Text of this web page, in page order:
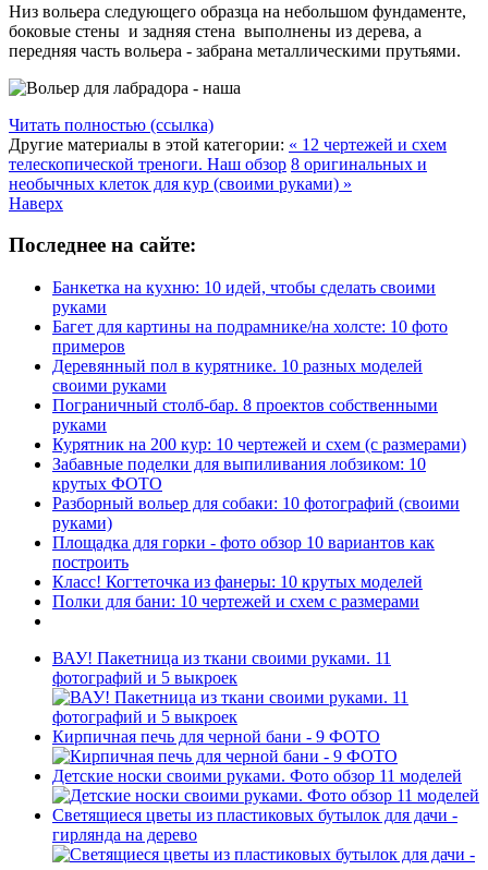
Низ вольера следующего образца на небольшом фундаменте,
боковые стены и задняя стена выполнены из дерева, а
передняя часть вольера - забрана металлическими прутьями.
Читать полностью (ссылка)
Другие материалы в этой категории: « 12 чертежей и схем
телескопической треноги. Наш обзор 8 оригинальных и
необычных клеток для кур (своими руками) »
Наверх
Последнее на сайте:
Банкетка на кухню: 10 идей, чтобы сделать своими
руками
Багет для картины на подрамнике/на холсте: 10 фото
примеров
Деревянный пол в курятнике. 10 разных моделей
своими руками
Пограничный столб-бар. 8 проектов собственными
руками
Курятник на 200 кур: 10 чертежей и схем (с размерами)
Забавные поделки для выпиливания лобзиком: 10
крутых ФОТО
Разборный вольер для собаки: 10 фотографий (своими
руками)
Площадка для горки - фото обзор 10 вариантов как
построить
Класс! Когтеточка из фанеры: 10 крутых моделей
Полки для бани: 10 чертежей и схем с размерами
ВАУ! Пакетница из ткани своими руками. 11
фотографий и 5 выкроек
Кирпичная печь для черной бани - 9 ФОТО
Детские носки своими руками. Фото обзор 11 моделей
Светящиеся цветы из пластиковых бутылок для дачи -
гирлянда на дерево